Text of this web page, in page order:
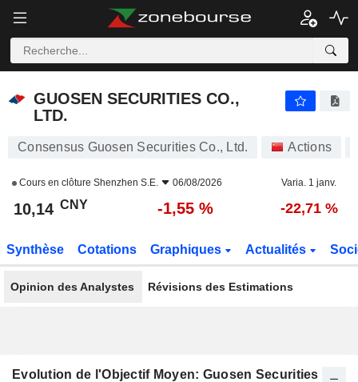
GUOSEN SECURITIES CO.,
LTD.
Consensus Guosen Securities Co., Ltd. Actions
Cours en clôture Shenzhen S.E. 06/08/2026 Varia. 1 janv.
10,14 CNY -1,55 % -22,71 %
Synthèse Cotations Graphiques Actualités
Opinion des Analystes Révisions des Estimations
Evolution de l'Objectif Moyen: Guosen Securities